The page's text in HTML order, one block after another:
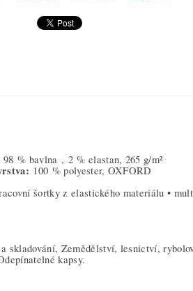
98 % bavlna , 2 % elastan, 265 g/m²
100 % polyester, OXFORD
šortky z elastického materiálu •
skladování, Zemědělství, lesnictví,
kapsy.